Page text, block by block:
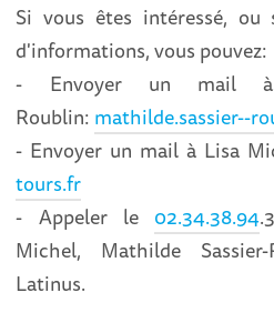
Si vous êtes intéressé, ou
d'informations, vous pouvez:
- Envoyer un mail à
Roublin: mathilde.sassier--
- Envoyer un mail à Lisa
tours.fr
- Appeler le 02.34.38.94
Michel, Mathilde
Latinus.